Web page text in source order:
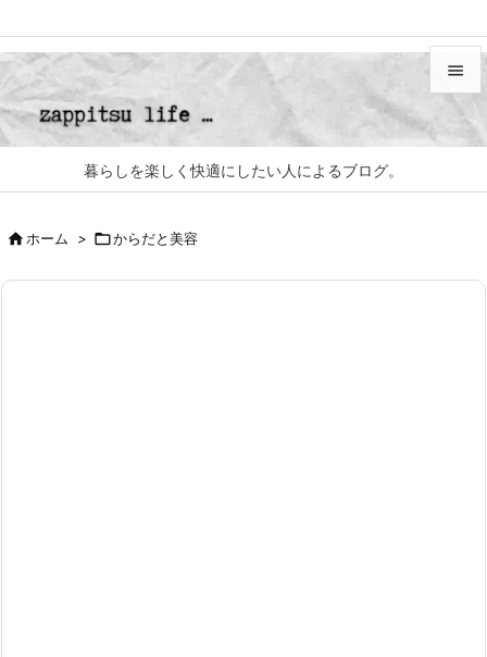
暮らしを楽しく快適にしたい人によるブログ。


サイド

ホーム > からだと美容